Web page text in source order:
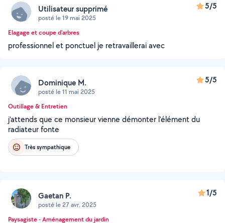
Utilisateur supprimé
posté le 19 mai 2025
5/5
Elagage et coupe d'arbres
professionnel et ponctuel je retravaillerai avec
Dominique M.
posté le 11 mai 2025
5/5
Outillage & Entretien
j'attends que ce monsieur vienne démonter l'élément du
radiateur fonte
Très sympathique
Gaetan P.
posté le 27 avr. 2025
1/5
Paysagiste - Aménagement du jardin